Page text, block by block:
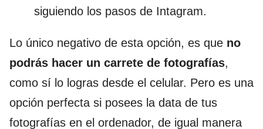
siguiendo los pasos de Intagram.
Lo único negativo de esta opción, es que no
podrás hacer un carrete de fotografías,
como sí lo logras desde el celular. Pero es una
opción perfecta si posees la data de tus
fotografías en el ordenador, de igual manera